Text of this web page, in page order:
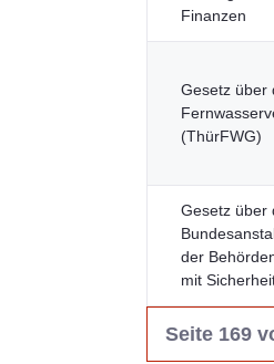
Finanzen
Gesetz über
(ThürFWG)
Gesetz über
der
mit
Seite 169